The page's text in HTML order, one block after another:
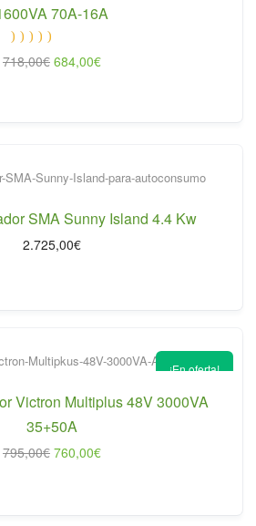
70A-16A
con 5.00
718,00€ El
684,00€El
SMA Sunny Island 4.4 Kw
2.725,00€
¡En oferta!
Victron Multiplus 48V 3000VA
35+50A
795,00€ El
760,00€El